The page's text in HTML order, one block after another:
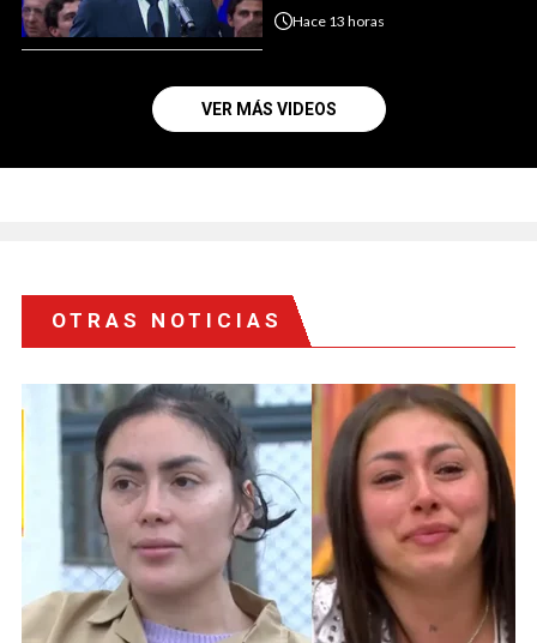
Hace 13 horas
VER MÁS VIDEOS
OTRAS NOTICIAS